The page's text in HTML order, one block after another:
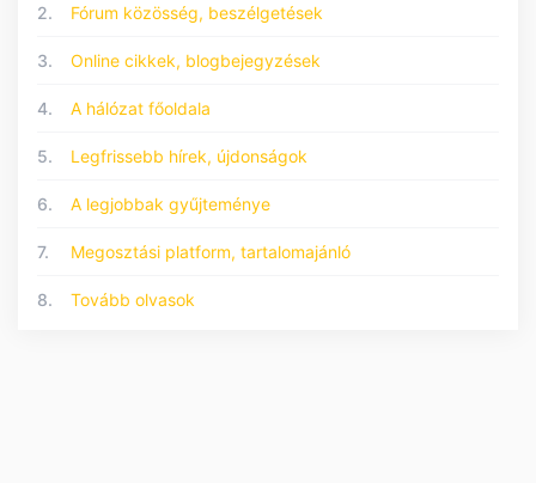
2. Fórum közösség, beszélgetések
3. Online cikkek, blogbejegyzések
4. A hálózat főoldala
5. Legfrissebb hírek, újdonságok
6. A legjobbak gyűjteménye
7. Megosztási platform, tartalomajánló
8. Tovább olvasok